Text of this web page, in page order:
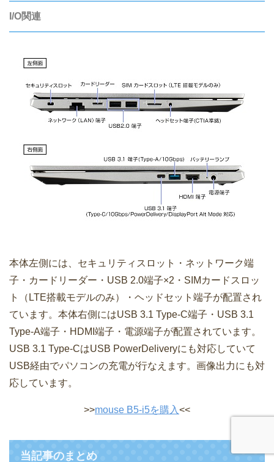
I/O関連
本体左側には、セキュリティスロット・ネットワーク端
子・カードリーダー・USB 2.0端子×2・SIMカードスロッ
ト（LTE搭載モデルのみ）・ヘッドセット端子が配置され
ています。本体右側にはUSB 3.1 Type-C端子・USB 3.1
Type-A端子・HDMI端子・電源端子が配置されています。
USB 3.1 Type-CはUSB PowerDeliveryにも対応していて
USB経由でパソコンの充電が行なえます。画像出力にも対
応しています。
>>mouse B5-i5を購入<<
当記事のまとめ